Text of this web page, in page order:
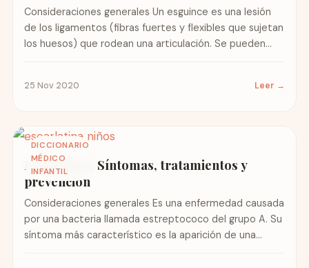
Consideraciones generales Un esguince es una lesión
de los ligamentos (fibras fuertes y flexibles que sujetan
los huesos) que rodean una articulación. Se pueden
25 Nov 2020 Leer →
DICCIONARIO
MÉDICO
INFANTIL
Escarlatina: Síntomas, tratamientos y
prevención
Consideraciones generales Es una enfermedad causada
por una bacteria llamada estreptococo del grupo A. Su
síntoma más característico es la aparición de una